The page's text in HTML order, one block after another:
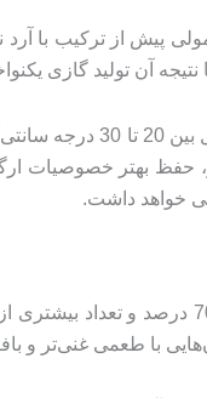
پیش از ترکیب با آرد
آن تولید گازی
خمیرمایه خشک
بهتر خصوصیات
خواهد داشت.
با طعمی غنی‌تر و